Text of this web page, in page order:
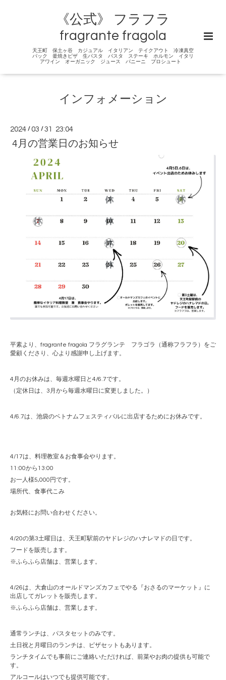
《公式》 フラフラ
fragrante fragola
天王町 保土ヶ谷 カジュアル イタリアン テイクアウト 冷凍真空
パック 釜焼きピザ 生パスタ パスタ ステーキ ホルモン イタリ
アワイン オーガニック ジュース パニーニ プロシュート
インフォメーション
2024 /03 /31 23:04
4月の営業日のお知らせ
平素より、 fragrante fragola フラグランテ フラゴラ（通称フラフラ）をご
愛顧くださり、心より感謝申し上げます。
4月のお休みは、毎週水曜日と 4/6.7です。
（定休日は、 3 月から毎週水曜日に変更しました。）
4/6.7は、池袋のベトナムフェスティバルに出店するためにお休みです。
4/17は、料理教室＆お食事会やります。
11:00から13:00
お一人様5,000円です。
場所代、食事代こみ
お気軽にお問い合わせください。
4/20の第3土曜日は、天王町駅前のヤドレジのハナレマドの日です。
フードを販売します。
※ふらふら店舗は、営業します。
4/26は、大倉山のオールドマンズカフェでやる『おさるのマーケット』に
出店してガレットを販売します。
※ふらふら店舗は、営業します。
通常ランチは、パスタセットのみです。
土日祝と月曜日のランチは、ピザセットもあります。
ランチタイムでも事前にご連絡いただければ、前菜やお肉の提供も可能で
す。
アルコールはいつでも提供可能です。